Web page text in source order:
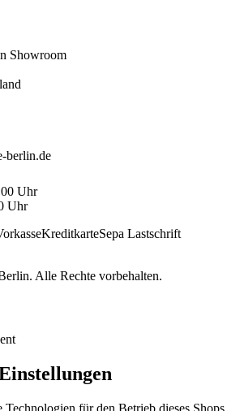
Showroom
berlin.de
Uhr
Uhr
KreditkarteSepa Lastschrift
Alle Rechte vorbehalten.